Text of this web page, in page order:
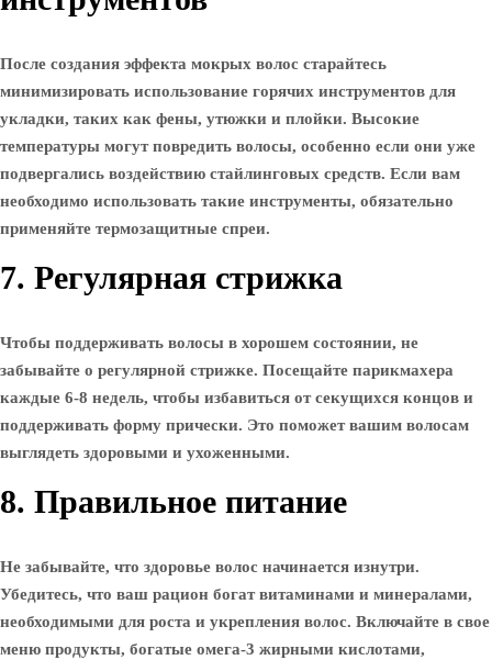
После создания эффекта мокрых волос старайтесь
минимизировать использование горячих инструментов для
укладки, таких как фены, утюжки и плойки. Высокие
температуры могут повредить волосы, особенно если они уже
подвергались воздействию стайлинговых средств. Если вам
необходимо использовать такие инструменты, обязательно
применяйте термозащитные спреи.
7. Регулярная стрижка
Чтобы поддерживать волосы в хорошем состоянии, не
забывайте о регулярной стрижке. Посещайте парикмахера
каждые 6-8 недель, чтобы избавиться от секущихся концов и
поддерживать форму прически. Это поможет вашим волосам
выглядеть здоровыми и ухоженными.
8. Правильное питание
Не забывайте, что здоровье волос начинается изнутри.
Убедитесь, что ваш рацион богат витаминами и минералами,
необходимыми для роста и укрепления волос. Включайте в свое
меню продукты, богатые омега-3 жирными кислотами,